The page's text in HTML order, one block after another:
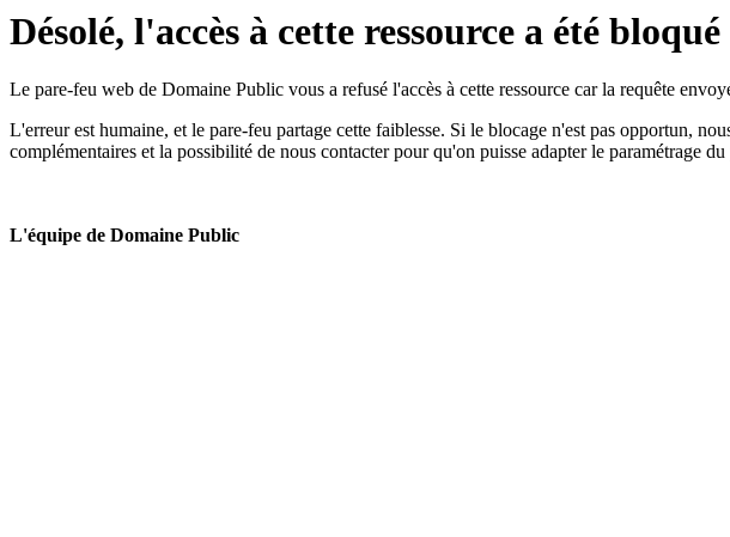
Désolé, l'accès à cette ressource a été bloqué
Le pare-feu web de Domaine Public vous a refusé l'accès à cette ressource car la requête
L'erreur est humaine, et le pare-feu partage cette faiblesse. Si le blocage n'est pas opportun,
complémentaires et la possibilité de nous contacter pour qu'on puisse adapter le paramétrage du
L'équipe de Domaine Public